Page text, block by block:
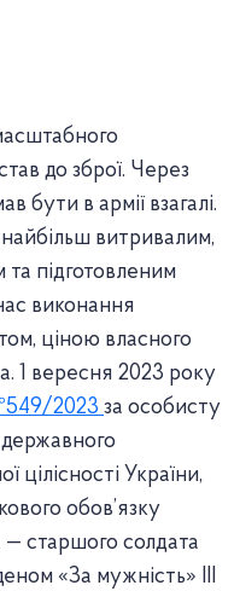
до зброї. Через
бути в армії взагалі.
витривалим,
та підготовленим
виконання
ціною власного
1 вересня 2023 року
2023 за особисту
цілісності України,
обов’язку
старшого солдата
«За мужність» ІІІ